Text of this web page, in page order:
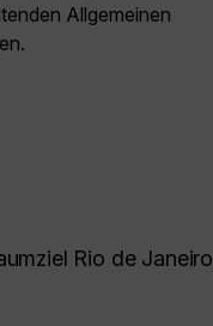
Allgemeinen
Rio de Janeiro